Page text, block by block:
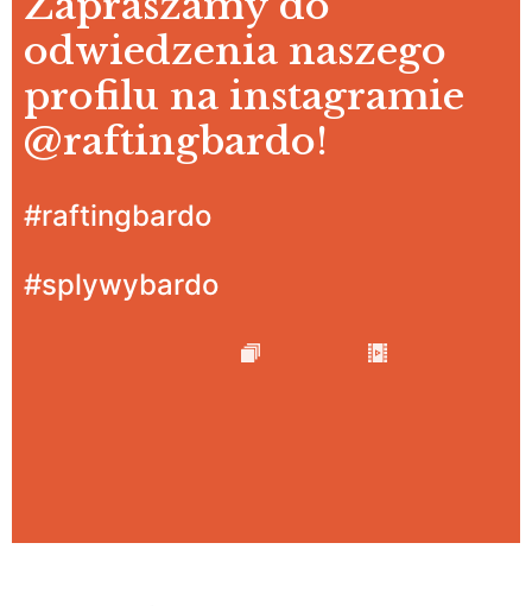
odwiedzenia naszego
profilu na instagramie
@raftingbardo!
#raftingbardo
#splywybardo